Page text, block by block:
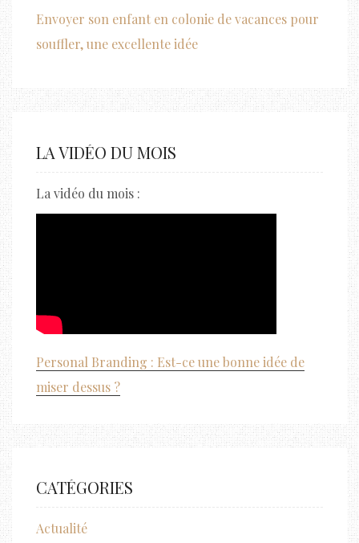
Envoyer son enfant en colonie de vacances pour
souffler, une excellente idée
LA VIDÉO DU MOIS
La vidéo du mois :
Personal Branding : Est-ce une bonne idée de
miser dessus ?
CATÉGORIES
Actualité